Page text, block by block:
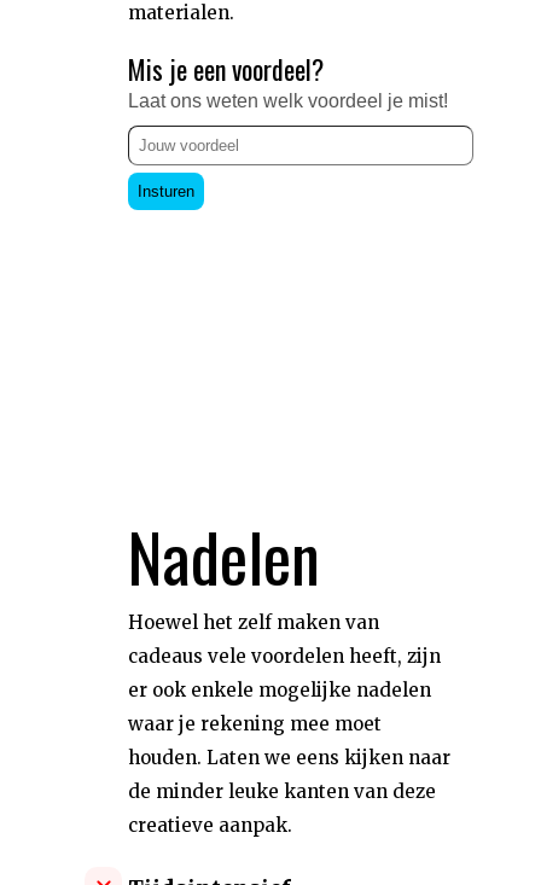
materialen.
Mis je een voordeel?
Laat ons weten welk voordeel je mist!
Insturen
Nadelen
Hoewel het zelf maken van
cadeaus vele voordelen heeft, zijn
er ook enkele mogelijke nadelen
waar je rekening mee moet
houden. Laten we eens kijken naar
de minder leuke kanten van deze
creatieve aanpak.